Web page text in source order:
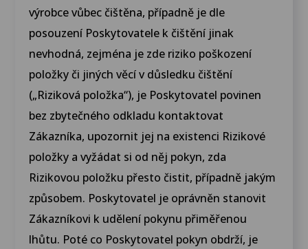
výrobce vůbec čištěna, případně je dle
posouzení Poskytovatele k čištění jinak
nevhodná, zejména je zde riziko poškození
položky či jiných věcí v důsledku čištění
(„Riziková položka“), je Poskytovatel povinen
bez zbytečného odkladu kontaktovat
Zákazníka, upozornit jej na existenci Rizikové
položky a vyžádat si od něj pokyn, zda
Rizikovou položku přesto čistit, případně jakým
způsobem. Poskytovatel je oprávněn stanovit
Zákazníkovi k udělení pokynu přiměřenou
lhůtu. Poté co Poskytovatel pokyn obdrží, je